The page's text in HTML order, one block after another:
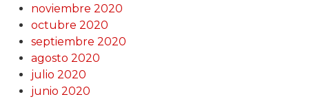
noviembre 2020
octubre 2020
septiembre 2020
agosto 2020
julio 2020
junio 2020